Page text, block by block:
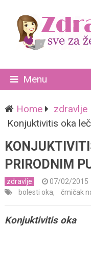
Menu
Home
zdravlje
Konjuktivitis oka
PRIRODNIM
zdravlje 07/02/2015
bolesti oka, čmičak
Konjuktivitis oka